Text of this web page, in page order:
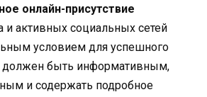
онлайн-присутствие
и активных социальных сетей
условием для успешного
должен быть информативным,
и содержать подробное